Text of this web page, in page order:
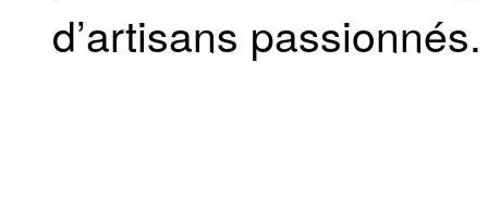
d’artisans passionnés.